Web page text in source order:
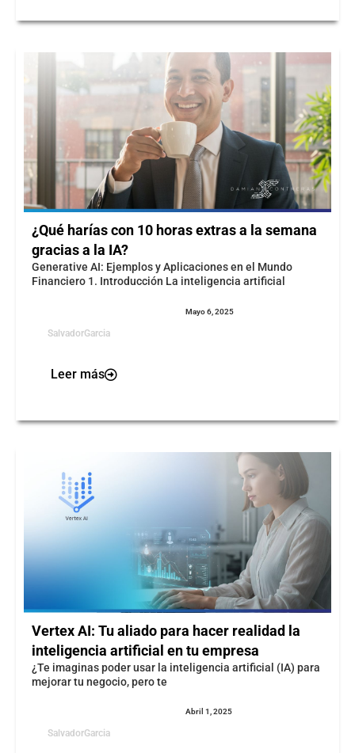
¿Qué harías con 10 horas extras a la semana
gracias a la IA?
Generative AI: Ejemplos y Aplicaciones en el Mundo
Financiero 1. Introducción La inteligencia artificial
SalvadorGarcia
Mayo 6, 2025
Leer más
Vertex AI: Tu aliado para hacer realidad la
inteligencia artificial en tu empresa
¿Te imaginas poder usar la inteligencia artificial (IA) para
mejorar tu negocio, pero te
SalvadorGarcia
Abril 1, 2025